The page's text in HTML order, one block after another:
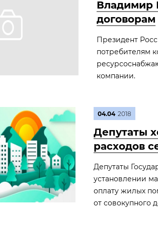
Владимир
договорам
Президент
потребителям
компании.
04.04 2018
Депутаты
расходов
Депутаты
установлении
оплату жилых
от совокупного